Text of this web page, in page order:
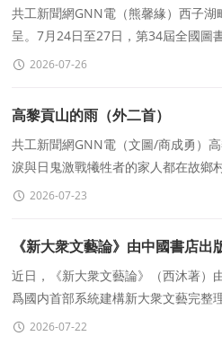
共工新聞網GNN電（熊馨緣）西子
呈。7月24日至27日，第34屆全國圖
展會期間，中華讀書報特别策劃出版界
2026-07-26
高黎貢山的雨（外二首）
共工新聞網GNN電（文圖/商成勇）
淚與日鬼激戰犧牲者的家人都在故鄉
江橋柱怒江一味激湍成怒那一年硝煙被
2026-07-23
《新大衆文藝論》由中國書店出
近日，《新大衆文藝論》（西沐著）
爲國内首部系統建構新大衆文藝完整
數字智能時代中國文藝發展的鮮活實
2026-07-22